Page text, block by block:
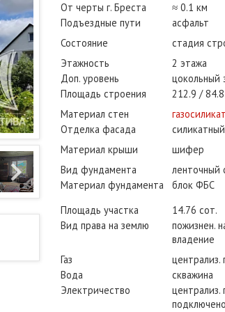
От черты г. Бреста
≈ 0.1 км
Подъездные пути
асфальт
Состояние
стадия
Этажность
2 этажа
Доп. уровень
цокольный
Площадь строения
212.9 84.8
Материал стен
Отделка фасада
Материал крыши
шифер
Вид фундамента
ленточный
Материал фундамента
блок ФБС
Площадь участка
14.76 сот.
Вид права на землю
пожизнен.
владение
Газ
централиз.
Вода
скважина
Электричество
централиз.
подключено